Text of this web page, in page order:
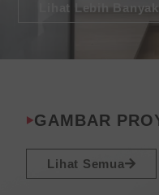
Lihat Lebih Banyak
GAMBAR
Lihat Semua